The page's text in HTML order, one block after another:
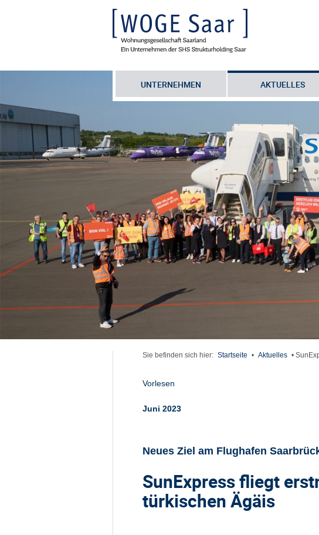
UNTERNEHMEN AKTUELLES
Sie befinden sich hier: Startseite • Aktuelles •
Vorlesen
Juni 2023
Neues Ziel am Flughafen
SunExpress fliegt
türkischen Ägäis